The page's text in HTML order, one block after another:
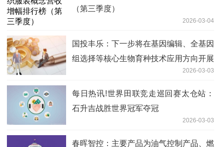
（第三季度）
2026-03-04
国投丰乐：下一步将在基因编辑、全基因
组选择等核心生物育种技术应用方向开展
2026-03-03
每日热讯!世界田联竞走巡回赛太仓站：
石升吉战胜世界冠军夺冠
2026-03-03
春晖智控：主要产品为油气控制产品、燃